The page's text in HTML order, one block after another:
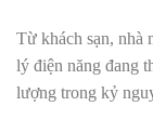
Từ khách sạn, nhà
lý điện năng đang
lượng trong kỷ